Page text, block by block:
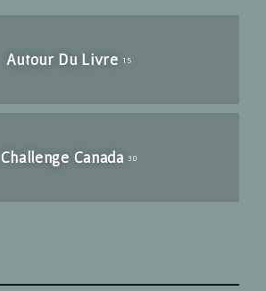
Autour Du Livre 15
Challenge Canada 30